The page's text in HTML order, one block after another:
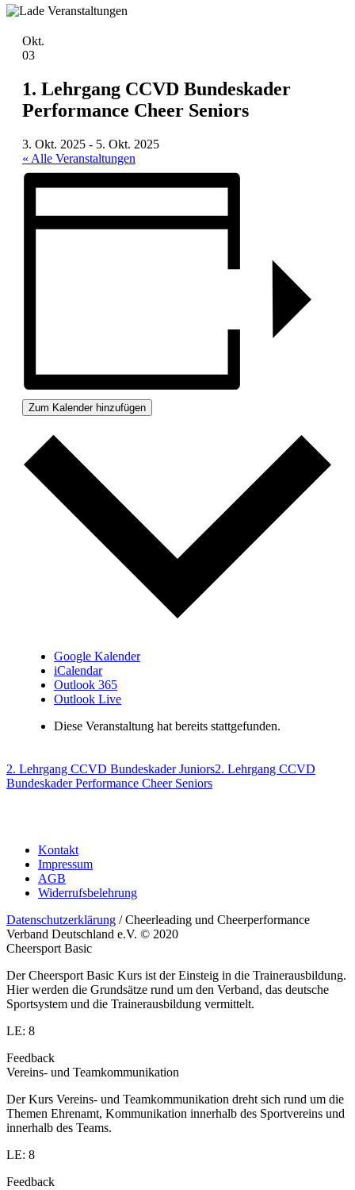
Okt.
03
1. Lehrgang CCVD Bundeskader
Performance Cheer Seniors
3. Okt. 2025 - 5. Okt. 2025
« Alle Veranstaltungen
Zum Kalender hinzufügen
Google Kalender
iCalendar
Outlook 365
Outlook Live
Diese Veranstaltung hat bereits stattgefunden.
2. Lehrgang CCVD Bundeskader Juniors2. Lehrgang CCVD
Bundeskader Performance Cheer Seniors
Kontakt
Impressum
AGB
Widerrufsbelehrung
Datenschutzerklärung / Cheerleading und Cheerperformance
Verband Deutschland e.V. © 2020
Cheersport Basic
Der Cheersport Basic Kurs ist der Einsteig in die Trainerausbildung.
Hier werden die Grundsätze rund um den Verband, das deutsche
Sportsystem und die Trainerausbildung vermittelt.
LE: 8
Feedback
Vereins- und Teamkommunikation
Der Kurs Vereins- und Teamkommunikation dreht sich rund um die
Themen Ehrenamt, Kommunikation innerhalb des Sportvereins und
innerhalb des Teams.
LE: 8
Feedback